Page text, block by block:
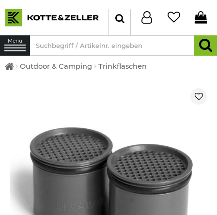
Menü
Outdoor & Camping Trinkflaschen